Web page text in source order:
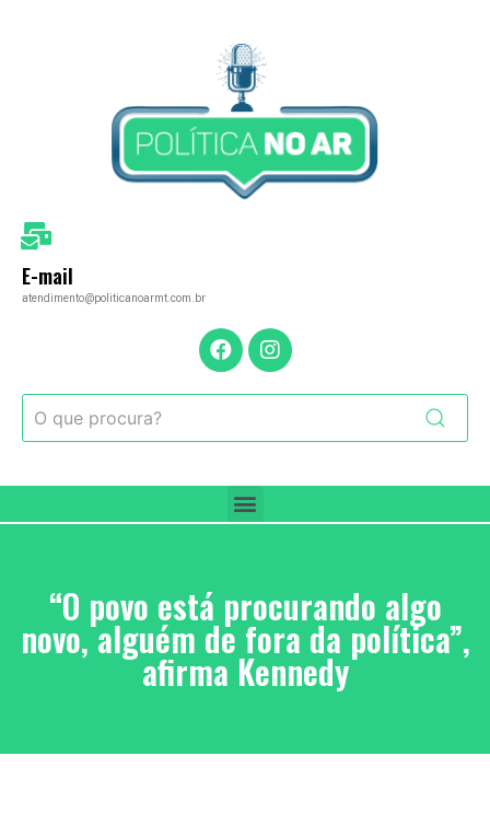
E-mail
atendimento@politicanoarmt.com.br
“O povo está procurando algo
novo, alguém de fora da política”,
afirma Kennedy